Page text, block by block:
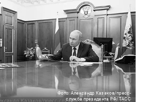
Фото: Александр Казаков/пресс-
служба президента РФ/ТАСС